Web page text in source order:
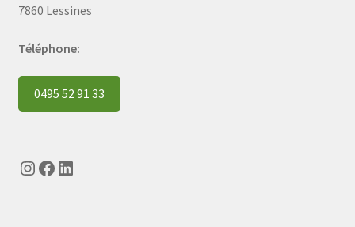
7860 Lessines
Téléphone:
0495 52 91 33
Instagram
Facebook
LinkedIn